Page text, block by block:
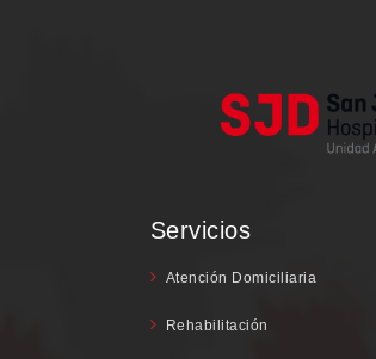
Servicios
Atención Domiciliaria
Rehabilitación